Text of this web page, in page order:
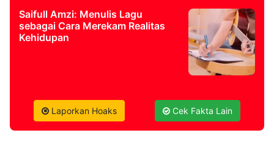
Saifull Amzi: Menulis Lagu
sebagai Cara Merekam Realitas
Kehidupan
Laporkan Hoaks Cek Fakta Lain